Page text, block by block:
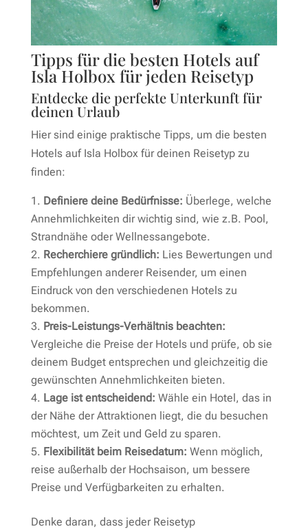
Tipps für die besten Hotels auf
Isla Holbox für jeden Reisetyp
Entdecke die perfekte Unterkunft für
deinen Urlaub
Hier sind einige praktische Tipps, um die besten
Hotels auf Isla Holbox für deinen Reisetyp zu
finden:
Definiere deine Bedürfnisse: Überlege, welche
Annehmlichkeiten dir wichtig sind, wie z.B. Pool,
Strandnähe oder Wellnessangebote.
Recherchiere gründlich: Lies Bewertungen und
Empfehlungen anderer Reisender, um einen
Eindruck von den verschiedenen Hotels zu
bekommen.
Preis-Leistungs-Verhältnis beachten:
Vergleiche die Preise der Hotels und prüfe, ob sie
deinem Budget entsprechen und gleichzeitig die
gewünschten Annehmlichkeiten bieten.
Lage ist entscheidend: Wähle ein Hotel, das in
der Nähe der Attraktionen liegt, die du besuchen
möchtest, um Zeit und Geld zu sparen.
Flexibilität beim Reisedatum: Wenn möglich,
reise außerhalb der Hochsaison, um bessere
Preise und Verfügbarkeiten zu erhalten.
Denke daran, dass jeder Reisetyp